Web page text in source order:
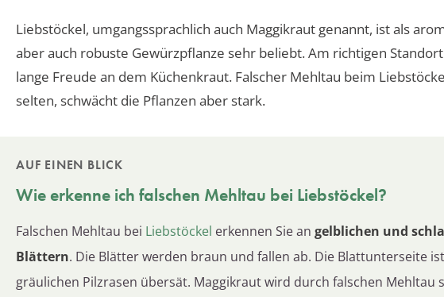
Liebstöckel, umgangssprachlich auch Maggikraut genannt, ist als
aber auch robuste Gewürzpflanze sehr beliebt. Am richtigen
lange Freude an dem Küchenkraut. Falscher Mehltau beim
selten, schwächt die Pflanzen aber stark.
AUF EINEN BLICK
Wie erkenne ich falschen Mehltau bei Liebstöckel?
Falschen Mehltau bei Liebstöckel erkennen Sie an gelblichen und
Blättern. Die Blätter werden braun und fallen ab. Die Blattunterseite
gräulichen Pilzrasen übersät. Maggikraut wird durch falschen Mehltau